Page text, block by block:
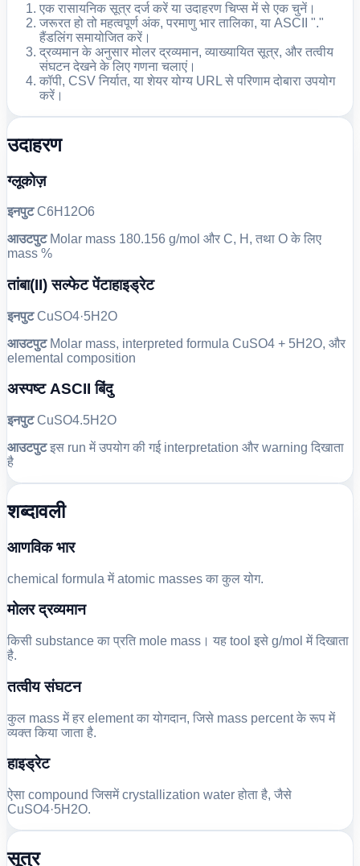
एक रासायनिक सूत्र दर्ज करें या उदाहरण चिप्स में से एक चुनें।
जरूरत हो तो महत्वपूर्ण अंक, परमाणु भार तालिका, या ASCII "."
हैंडलिंग समायोजित करें।
द्रव्यमान के अनुसार मोलर द्रव्यमान, व्याख्यायित सूत्र, और तत्वीय
संघटन देखने के लिए गणना चलाएं।
कॉपी, CSV निर्यात, या शेयर योग्य URL से परिणाम दोबारा उपयोग
करें।
उदाहरण
ग्लूकोज़
इनपुटC6H12O6
आउटपुटMolar mass 180.156 g/mol और C, H, तथा O के लिए
mass %
तांबा(II) सल्फेट पेंटाहाइड्रेट
इनपुटCuSO4·5H2O
आउटपुटMolar mass, interpreted formula CuSO4 + 5H2O, और
elemental composition
अस्पष्ट ASCII बिंदु
इनपुटCuSO4.5H2O
आउटपुटइस run में उपयोग की गई interpretation और warning दिखाता
है
शब्दावली
आणविक भार
chemical formula में atomic masses का कुल योग.
मोलर द्रव्यमान
किसी substance का प्रति mole mass। यह tool इसे g/mol में दिखाता
है.
तत्वीय संघटन
कुल mass में हर element का योगदान, जिसे mass percent के रूप में
व्यक्त किया जाता है.
हाइड्रेट
ऐसा compound जिसमें crystallization water होता है, जैसे
CuSO4·5H2O.
सूत्र